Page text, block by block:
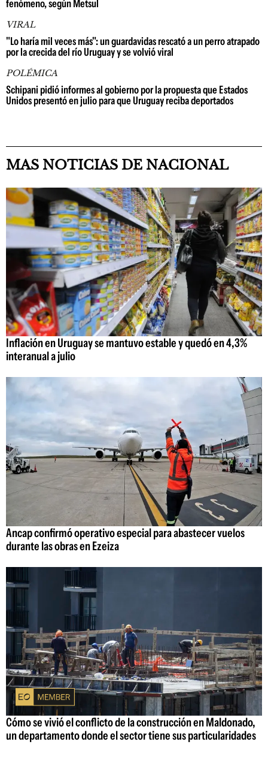
fenómeno, según Metsul
VIRAL
"Lo haría mil veces más": un guardavidas rescató a un perro atrapado
por la crecida del río Uruguay y se volvió viral
POLÉMICA
Schipani pidió informes al gobierno por la propuesta que Estados
Unidos presentó en julio para que Uruguay reciba deportados
MAS NOTICIAS DE NACIONAL
Inflación en Uruguay se mantuvo estable y quedó en 4,3%
interanual a julio
Ancap confirmó operativo especial para abastecer vuelos
durante las obras en Ezeiza
Cómo se vivió el conflicto de la construcción en Maldonado,
un departamento donde el sector tiene sus particularidades